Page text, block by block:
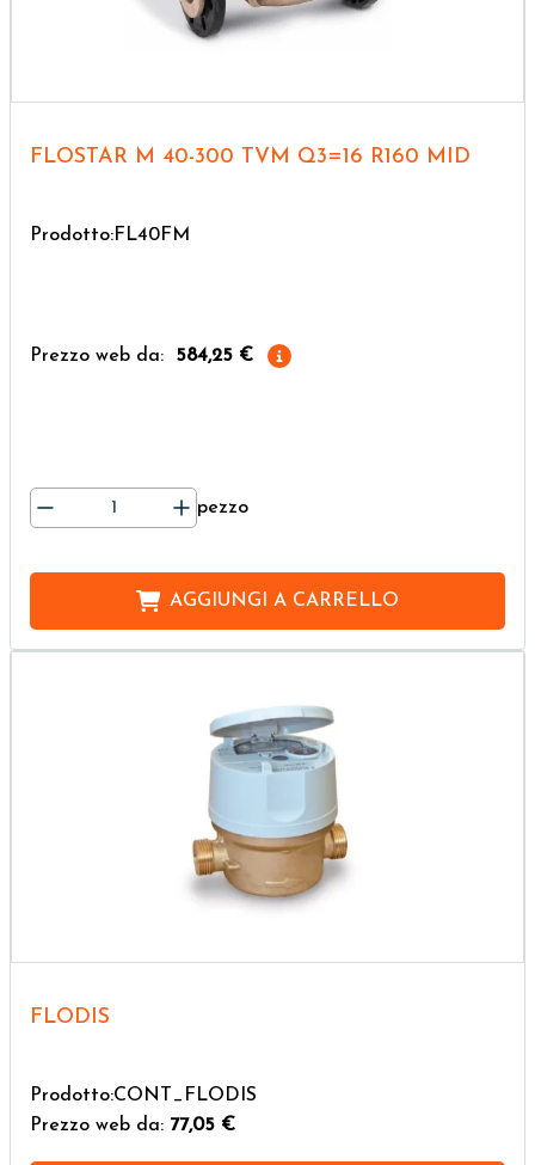
FLOSTAR M 40-300 TVM Q3=16 R160 MID
Prodotto:FL40FM
Prezzo web da: 584,25 €
pezzo
AGGIUNGI A CARRELLO
FLODIS
Prodotto:CONT_FLODIS
Prezzo web da: 77,05 €